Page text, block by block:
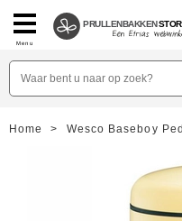
Menu
PRULLENBAKKEN
Home > Wesco Baseboy